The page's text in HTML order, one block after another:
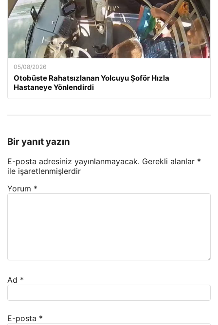
05/08/2026
Otobüste Rahatsızlanan Yolcuyu Şoför Hızla
Hastaneye Yönlendirdi
Bir yanıt yazın
E-posta adresiniz yayınlanmayacak. Gerekli alanlar *
ile işaretlenmişlerdir
Yorum *
Ad *
E-posta *